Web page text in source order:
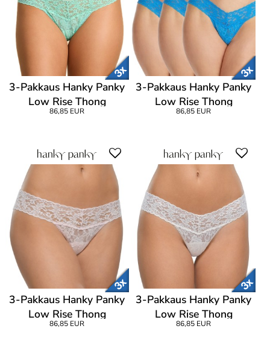
3-Pakkaus Hanky Panky
Low Rise Thong
86,85 EUR
3-Pakkaus Hanky Panky
Low Rise Thong
86,85 EUR
3-Pakkaus Hanky Panky
Low Rise Thong
86,85 EUR
3-Pakkaus Hanky Panky
Low Rise Thong
86,85 EUR